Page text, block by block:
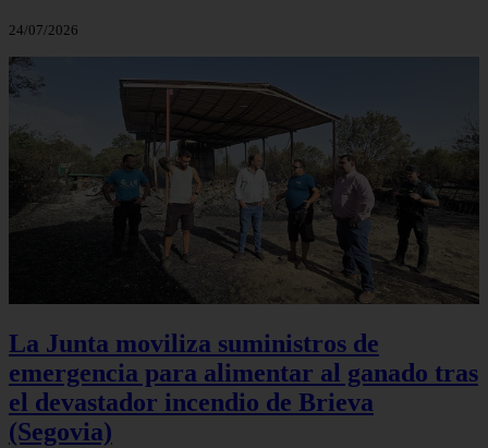
24/07/2026
La Junta moviliza suministros de
emergencia para alimentar al ganado tras
el devastador incendio de Brieva
(Segovia)